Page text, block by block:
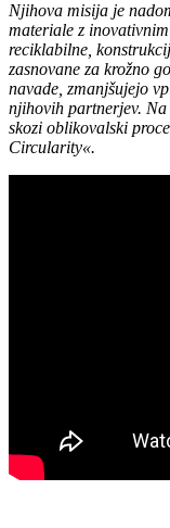
Njihova misija je
materiale z
reciklabilne,
zasnovane za krožno
navade, zmanjšujejo
njihovih partnerjev. Na
skozi oblikovalski
Circularity«.